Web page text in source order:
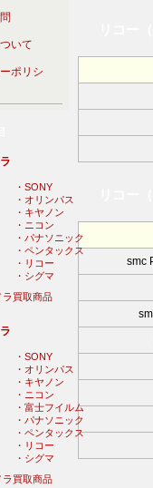
smc
いて
ポリシ
・SONY
・オリンパス
・キヤノン
・ニコン
・パナソニック
・ペンタックス
・リコー
・シグマ
買取商品
・SONY
・オリンパス
・キヤノン
・ニコン
・富士フイルム
・パナソニック
・ペンタックス
・リコー
・シグマ
買取商品